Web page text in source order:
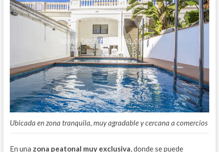
Ubicada en zona tranquila, muy agradable y cercana a comercios
En una zona peatonal muy exclusiva, donde se puede